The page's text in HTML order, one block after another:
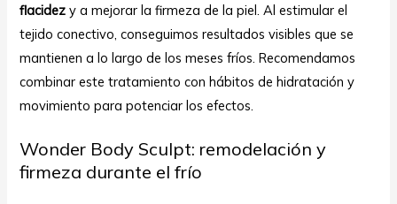
flacidez y a mejorar la firmeza de la piel. Al estimular el
tejido conectivo, conseguimos resultados visibles que se
mantienen a lo largo de los meses fríos. Recomendamos
combinar este tratamiento con hábitos de hidratación y
movimiento para potenciar los efectos.
Wonder Body Sculpt: remodelación y
firmeza durante el frío